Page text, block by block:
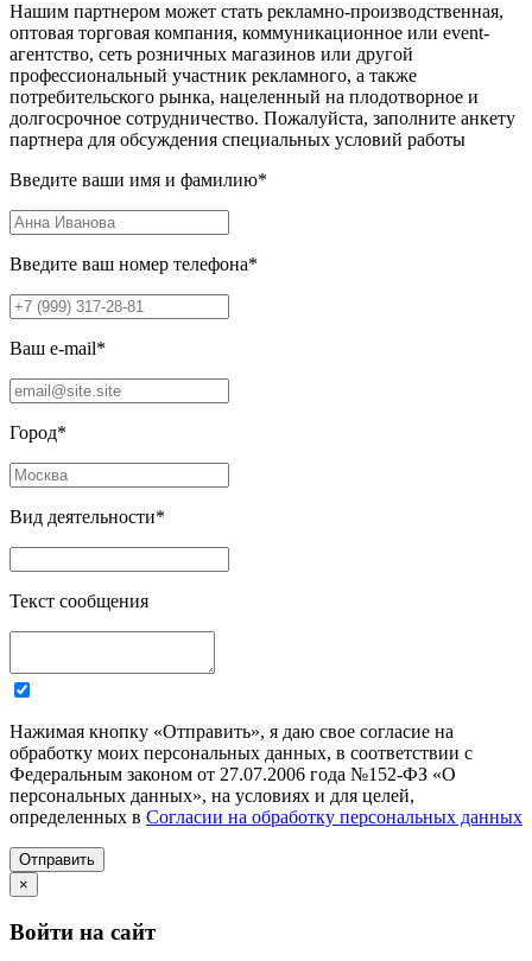
Нашим партнером может стать рекламно-производственная,
оптовая торговая компания, коммуникационное или event-
агентство, сеть розничных магазинов или другой
профессиональный участник рекламного, а также
потребительского рынка, нацеленный на плодотворное и
долгосрочное сотрудничество. Пожалуйста, заполните анкету
партнера для обсуждения специальных условий работы
Введите ваши имя и фамилию*
Введите ваш номер телефона*
Ваш e-mail*
Город*
Вид деятельности*
Текст сообщения
Нажимая кнопку «Отправить», я даю свое согласие на
обработку моих персональных данных, в соответствии с
Федеральным законом от 27.07.2006 года №152-ФЗ «О
персональных данных», на условиях и для целей,
определенных в Согласии на обработку персональных данных
Отправить
×
Войти на сайт